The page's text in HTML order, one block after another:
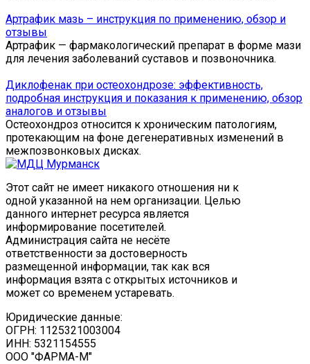
Артрафик мазь – инструкция по применению, обзор и
отзывы
Артрафик — фармакологический препарат в форме мази
для лечения заболеваний суставов и позвоночника.
Диклофенак при остеохондрозе: эффективность,
подробная инструкция и показания к применению, обзор
аналогов и отзывы
Остеохондроз относится к хроническим патологиям,
протекающим на фоне дегенеративных изменений в
межпозвонковых дисках.
Этот сайт не имеет никакого отношения ни к
одной указанной на нем организации. Целью
данного интернет ресурса является
информирование посетителей.
Администрация сайта не несёте
ответственности за достоверность
размещенной информации, так как вся
информация взята с открытых источников и
может со временем устаревать.
Юридические данные:
ОГРН: 1125321003004
ИНН: 5321154555
ООО "ФАРМА-М"